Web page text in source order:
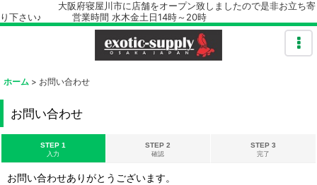
大阪府寝屋川市に店舗をオープン致しましたので是非お立ち寄
り下さい♪ 営業時間 水木金土日14時～20時
ホーム > お問い合わせ
お問い合わせ
STEP 1
入力
STEP 2
確認
STEP 3
完了
お問い合わせありがとうございます。